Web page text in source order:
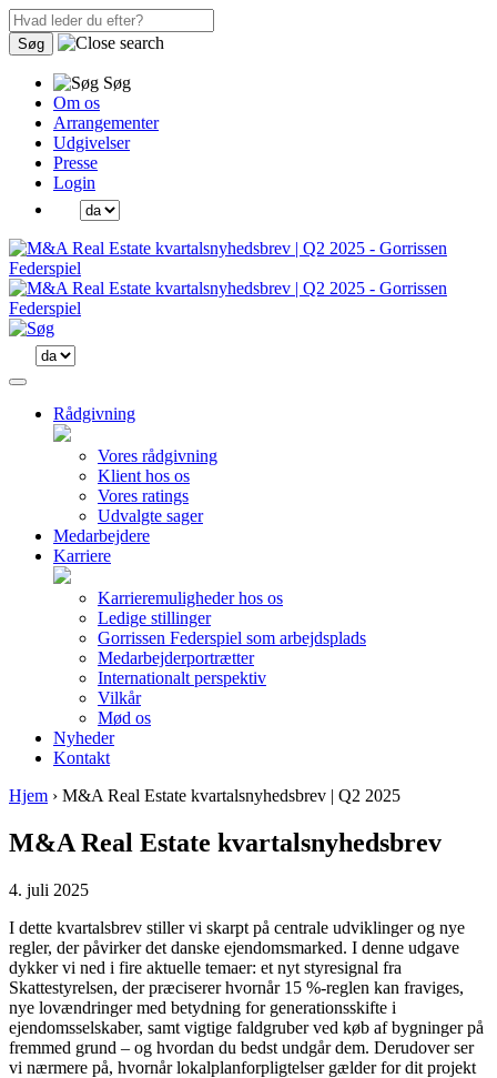
Søg
Søg
Om os
Arrangementer
Udgivelser
Presse
Login
Rådgivning
Vores rådgivning
Klient hos os
Vores ratings
Udvalgte sager
Medarbejdere
Karriere
Karrieremuligheder hos os
Ledige stillinger
Gorrissen Federspiel som arbejdsplads
Medarbejderportrætter
Internationalt perspektiv
Vilkår
Mød os
Nyheder
Kontakt
Hjem › M&A Real Estate kvartalsnyhedsbrev | Q2 2025
M&A Real Estate kvartalsnyhedsbrev
4. juli 2025
I dette kvartalsbrev stiller vi skarpt på centrale udviklinger og nye
regler, der påvirker det danske ejendomsmarked. I denne udgave
dykker vi ned i fire aktuelle temaer: et nyt styresignal fra
Skattestyrelsen, der præciserer hvornår 15 %-reglen kan fraviges,
nye lovændringer med betydning for generationsskifte i
ejendomsselskaber, samt vigtige faldgruber ved køb af bygninger på
fremmed grund – og hvordan du bedst undgår dem. Derudover ser
vi nærmere på, hvornår lokalplanforpligtelser gælder for dit projekt